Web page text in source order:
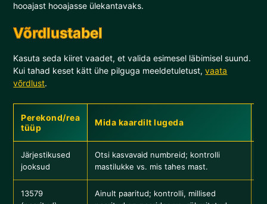
hooajast hooajasse ülekantavaks.
Võrdlustabel
Kasuta seda kiiret vaadet, et valida esimesel läbimisel suund.
Kui tahad keset kätt ühe pilguga meeldetuletust,vaata
võrdlust.
Perekond/rea
tüüp
Mida kaardilt lugeda
Järjestikused
jooksud
Otsi kasvavaid numbreid; kontrolli
mastilukke vs. mis tahes mast.
13579
Ainult paaritud; kontrolli, millised